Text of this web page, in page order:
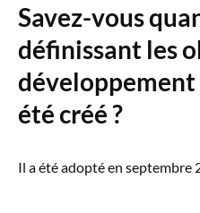
Savez-vous
définissant les
développement
été créé ?
Il a été adopté en septembre